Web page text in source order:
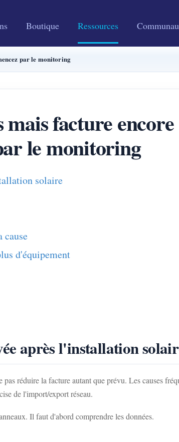
Boutique Ressources
par le monitoring
facture
le monitoring
solaire
d'équipement
après l'installation
réduire la facture autant que prévu. Les causes
de l'import/export réseau.
Il faut d'abord comprendre les données.